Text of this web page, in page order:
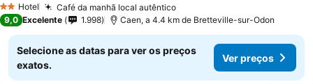
2 Estrelas
Hotel Café da manhã local autêntico
9,0 Excelente 1.998 Caen, a 4.4 km de Bretteville-sur-Odon
Selecione as datas para ver os preços
exatos.
Ver preços